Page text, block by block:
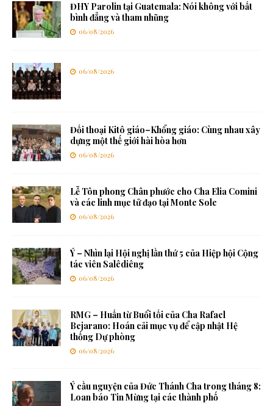
ĐHY Parolin tại Guatemala: Nói không với bất
bình đẳng và tham nhũng
06/08/2026
06/08/2026
Đối thoại Kitô giáo–Khổng giáo: Cùng nhau xây
dựng một thế giới hài hòa hơn
06/08/2026
Lễ Tôn phong Chân phước cho Cha Elia Comini
và các linh mục tử đạo tại Monte Sole
06/08/2026
Ý – Nhìn lại Hội nghị lần thứ 5 của Hiệp hội Cộng
tác viên Salêdiêng
06/08/2026
RMG – Huấn từ Buổi tối của Cha Rafael
Bejarano: Hoán cải mục vụ để cập nhật Hệ
thống Dự phòng
06/08/2026
Ý cầu nguyện của Đức Thánh Cha trong tháng 8:
Loan báo Tin Mừng tại các thành phố